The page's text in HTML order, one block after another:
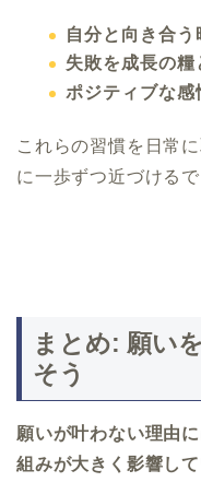
自分と向き合う
失敗を成長の糧
ポジティブな感
これらの習慣を日常
に一歩ずつ近づけるで
まとめ: 願い
そう
願いが叶わない理由
組みが大きく影響して